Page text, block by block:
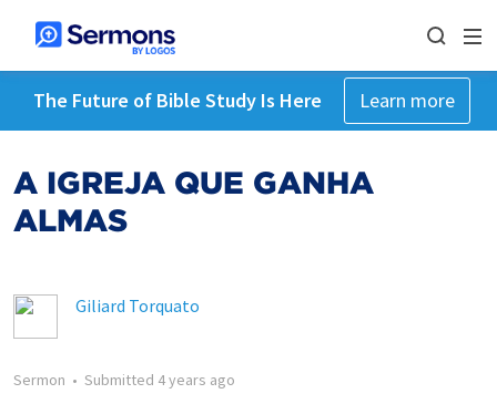
The Future of Bible Study Is Here Learn more
A IGREJA QUE GANHA
ALMAS
Giliard Torquato
Sermon • Submitted 4 years ago